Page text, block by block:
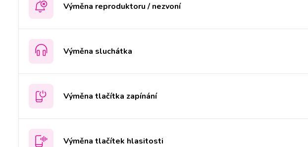
Výměna reproduktoru / nezvoní
Výměna sluchátka
Výměna tlačítka zapínání
Výměna tlačítek hlasitosti